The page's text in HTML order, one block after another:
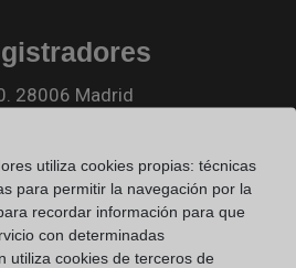
28006 Madrid
Colegio de registradores
utiliza cookies propias: técnicas
para permitir la navegación por la
recordar información para que
con determinadas
utiliza cookies de terceros de